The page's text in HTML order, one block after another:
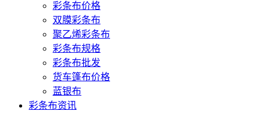
彩条布价格
双膜彩条布
聚乙烯彩条布
彩条布规格
彩条布批发
货车篷布价格
蓝银布
彩条布资讯